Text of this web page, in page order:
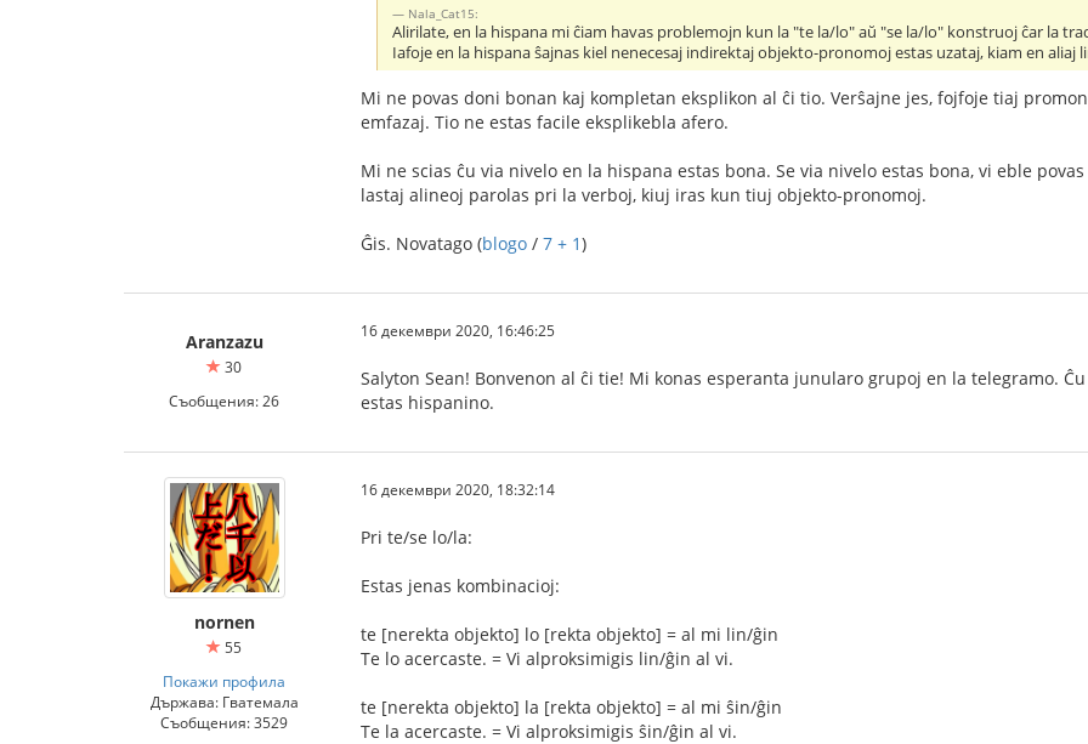
Nala_Cat15:
Alirilate, en la hispana mi ĉiam havas problemojn kun la "te la/lo" aŭ "se la/lo" konstruoj ĉar la
Iafoje en la hispana ŝajnas kiel nenecesaj indirektaj objekto-pronomoj estas uzataj, kiam en aliaj
Mi ne povas doni bonan kaj kompletan eksplikon al ĉi tio. Verŝajne jes, fojfoje tiaj
emfazaj. Tio ne estas facile eksplikebla afero.
Mi ne scias ĉu via nivelo en la hispana estas bona. Se via nivelo estas bona, vi eble
lastaj alineoj parolas pri la verboj, kiuj iras kun tiuj objekto-pronomoj.
Ĝis. Novatago (blogo / 7 + 1)
Aranzazu
30
Съобщения: 26
16 декември 2020, 16:46:25
Salyton Sean! Bonvenon al ĉi tie! Mi konas esperanta junularo grupoj en la telegramo.
estas hispanino.
nornen
55
Покажи профила
Държава: Гватемала
Съобщения: 3529
16 декември 2020, 18:32:14
Pri te/se lo/la:
Estas jenas kombinacioj:
te [nerekta objekto] lo [rekta objekto] = al mi lin/ĝin
Te lo acercaste. = Vi alproksimigis lin/ĝin al vi.
te [nerekta objekto] la [rekta objekto] = al mi ŝin/ĝin
Te la acercaste. = Vi alproksimigis ŝin/ĝin al vi.